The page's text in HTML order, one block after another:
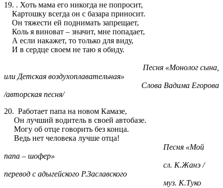
19. . Хоть мама его никогда не попросит,
Картошку всегда он с базара приносит.
Он тяжести ей поднимать запрещает,
Коль я виноват – значит, мне попадает,
А если накажет, то только для виду,
И в сердце своем не таю я обиду.
Песня «Монолог сына,
или Детская воздухоплавательная»
Слова Вадима Егорова
/авторская песня/
20. Работает папа на новом Камазе,
Он лучший водитель в своей автобазе.
Могу об отце говорить без конца.
Ведь нет человека лучше отца!
Песня «Мой
папа – шофер»
сл. К.Жанэ /
перевод с адыгейского Р.Заславского
муз. К.Туко